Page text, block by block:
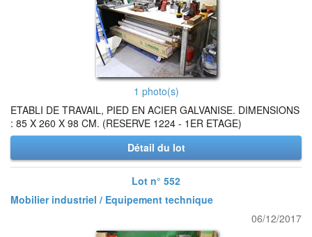
1 photo(s)
ETABLI DE TRAVAIL, PIED EN ACIER GALVANISE. DIMENSIONS
: 85 X 260 X 98 CM. (RESERVE 1224 - 1ER ETAGE)
Détail du lot
Lot n° 552
Mobilier industriel / Equipement technique
06/12/2017